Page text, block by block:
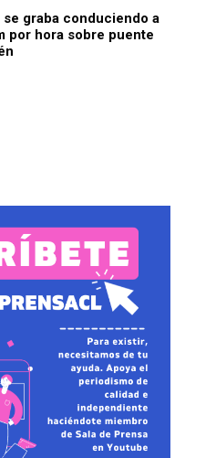
se graba conduciendo a
por hora sobre puente